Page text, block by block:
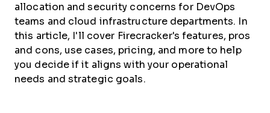
allocation and security concerns for DevOps
teams and cloud infrastructure departments. In
this article, I'll cover Firecracker's features, pros
and cons, use cases, pricing, and more to help
you decide if it aligns with your operational
needs and strategic goals.